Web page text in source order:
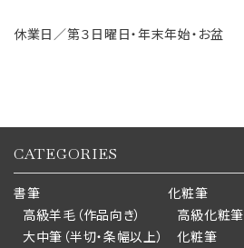
休業日／第３日曜日・年末年始・お盆
CATEGORIES
書筆
高級羊毛（作品向き）
大中筆（半切・条幅以上）
化粧筆
高級化粧筆
化粧筆